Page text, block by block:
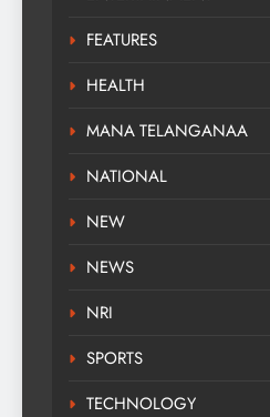
FEATURES
HEALTH
MANA TELANGANAA
NATIONAL
NEW
NEWS
NRI
SPORTS
TECHNOLOGY